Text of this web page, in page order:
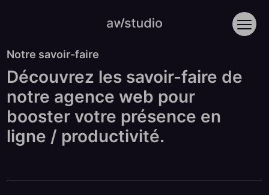
Accèder directement au contenu
Retour à la page
Notre savoir-faire
Découvrez les savoir-faire de
notre agence web pour
booster votre présence en
ligne / productivité.